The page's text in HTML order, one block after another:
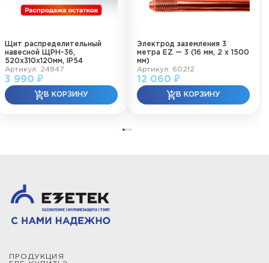
Щит распределительный
навесной ЩРН-36,
520х310х120мм, IP54
Артикул: 24847
3 990 ₽
Электрод заземления 3
метра EZ — 3 (16 мм, 2 х 1500
мм)
Артикул: 60212
12 060 ₽
ПРОДУКЦИЯ